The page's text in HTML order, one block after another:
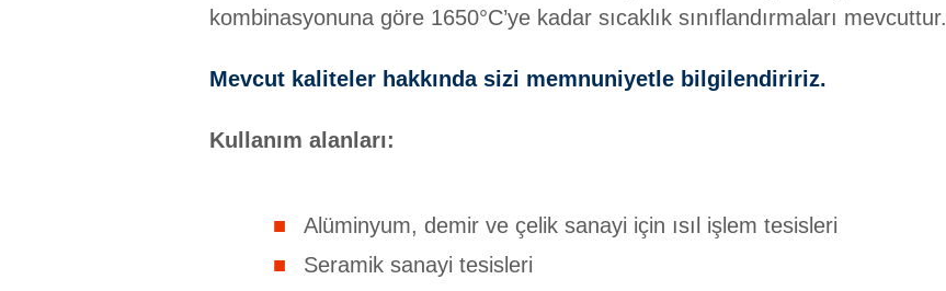
kombinasyonuna göre 1650°C’ye kadar sıcaklık sınıflandırmaları mevcuttur.
Mevcut kaliteler hakkında sizi memnuniyetle bilgilendiririz.
Kullanım alanları:
Alüminyum, demir ve çelik sanayi için ısıl işlem tesisleri
Seramik sanayi tesisleri